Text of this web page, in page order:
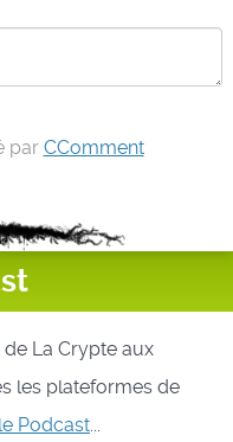
par CComment
La Crypte aux
les plateformes de
Podcast